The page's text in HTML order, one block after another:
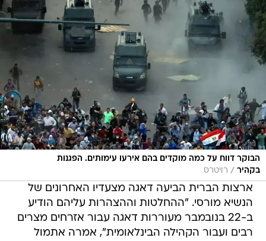
הבוקר דווח על כמה מוקדים בהם אירעו עימותים. הפגנות
בקהיר / רויטרס
ארצות הברית הביעה דאגה מצעדיו האחרונים של
הנשיא מורסי. "ההחלטות וההצהרות עליהם הודיע
ב-22 בנובמבר מעוררות דאגה עבור אזרחים מצרים
רבים ועבור הקהילה הבינלאומית", אמרה אתמול